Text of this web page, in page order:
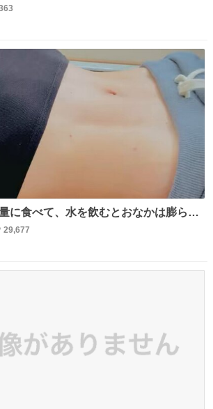
クル紹介冊子を見た時点で終わりを感
もないくせに偏差値の高い大学のイン
ないならせめてそれくらいした方が予
t.co/9nMHIrETkw
に食べて、水を飲むとおなかは膨ら
29,677